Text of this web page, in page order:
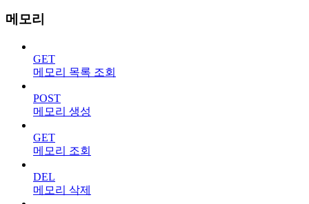
메모리
GET
메모리 목록 조회
POST
메모리 생성
GET
메모리 조회
DEL
메모리 삭제